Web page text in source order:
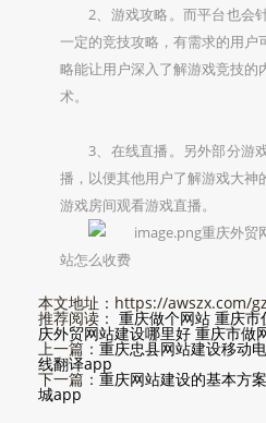
2、游戏攻略。而平台也会
一定的竞技攻略，有需求的用户
略能让用户深入了解游戏竞技的
术。
3、在线直播。另外部分游
播，以便其他用户了解游戏大神
游戏房间观看游戏直播。
重庆外贸
站怎么收费
本文地址：https://awszx.com/
推荐阅读： 重庆做个网站 重庆市
庆外贸网站建设哪里好 重庆市做
上一篇：重庆忠县网站建设移动
线翻译app
下一篇：重庆网站建设的基本方
城app